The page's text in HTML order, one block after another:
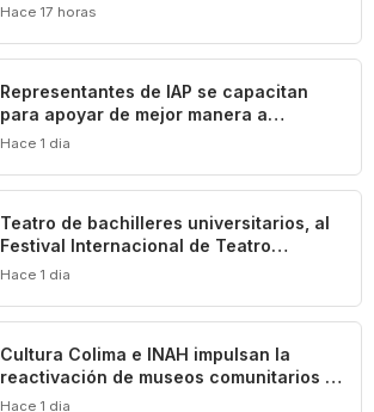
Hace 17 horas
Representantes de IAP se capacitan
para apoyar de mejor manera a
población vulnerable del estado de
Hace 1 dia
Teatro de bachilleres universitarios, al
Festival Internacional de Teatro
Universitario de la UNAM
Hace 1 dia
Cultura Colima e INAH impulsan la
reactivación de museos comunitarios en
el estado
Hace 1 dia